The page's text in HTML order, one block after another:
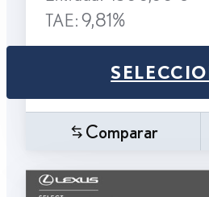
TAE: 9,81%
Comparar